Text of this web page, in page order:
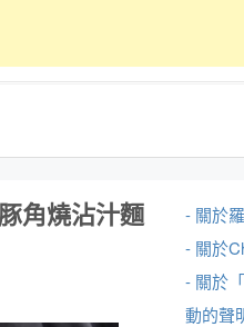
角燒沾汁麵
- 關於
- 關於
- 關於
動的聲